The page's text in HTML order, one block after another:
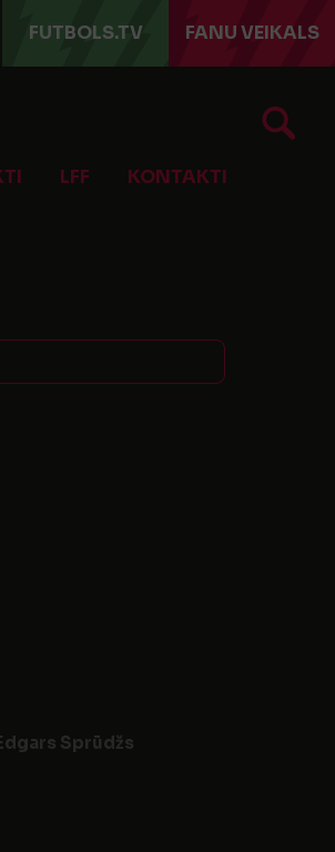
FUTBOLS.TV FANU VEIKALS
LFF KONTAKTI
Sprūdžs